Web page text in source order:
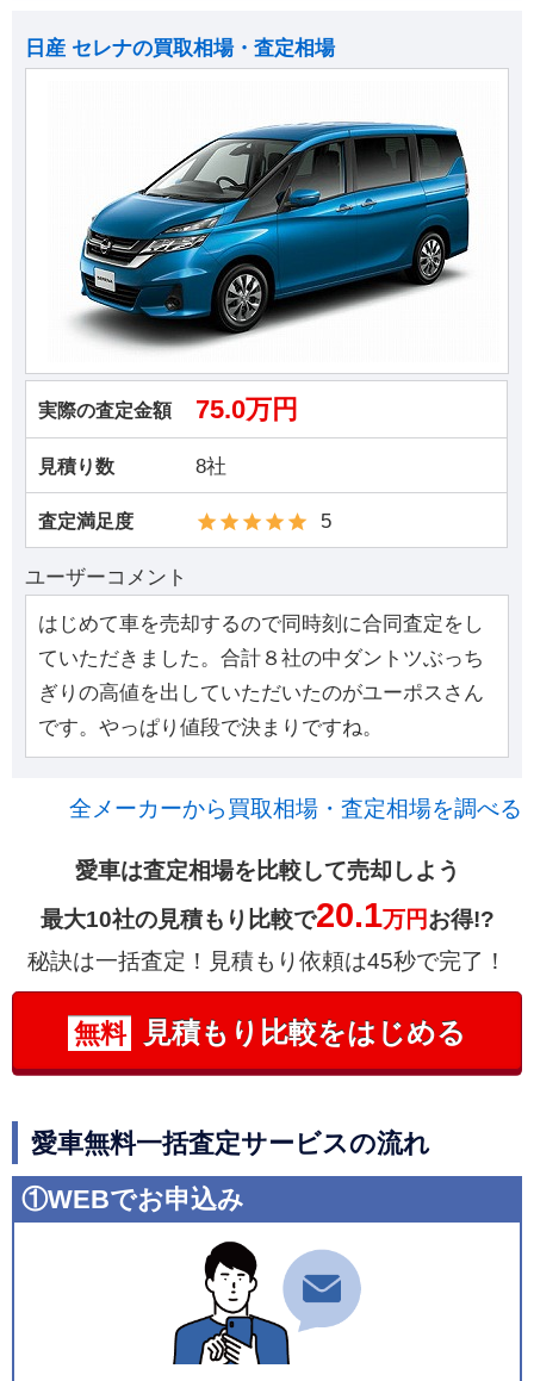
日産 セレナの買取相場・査定相場
実際の査定金額 75.0万円
見積り数 8社
査定満足度 5
ユーザーコメント
はじめて車を売却するので同時刻に合同査定をし
ていただきました。合計８社の中ダントツぶっち
ぎりの高値を出していただいたのがユーポスさん
です。やっぱり値段で決まりですね。
全メーカーから買取相場・査定相場を調べる
愛車は査定相場を比較して売却しよう
最大10社の見積もり比較で20.1万円お得!?
秘訣は一括査定！見積もり依頼は45秒で完了！
無料 見積もり比較をはじめる
愛車無料一括査定サービスの流れ
①WEBでお申込み